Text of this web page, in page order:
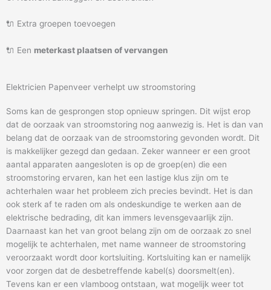
🔌 Extra groepen toevoegen
🔌 Een meterkast plaatsen of vervangen
Elektricien Papenveer verhelpt uw stroomstoring
Soms kan de gesprongen stop opnieuw springen. Dit wijst erop
dat de oorzaak van stroomstoring nog aanwezig is. Het is dan van
belang dat de oorzaak van de stroomstoring gevonden wordt. Dit
is makkelijker gezegd dan gedaan. Zeker wanneer er een groot
aantal apparaten aangesloten is op de groep(en) die een
stroomstoring ervaren, kan het een lastige klus zijn om te
achterhalen waar het probleem zich precies bevindt. Het is dan
ook sterk af te raden om als ondeskundige te werken aan de
elektrische bedrading, dit kan immers levensgevaarlijk zijn.
Daarnaast kan het van groot belang zijn om de oorzaak zo snel
mogelijk te achterhalen, met name wanneer de stroomstoring
veroorzaakt wordt door kortsluiting. Kortsluiting kan er namelijk
voor zorgen dat de desbetreffende kabel(s) doorsmelt(en).
Tevens kan er een vlamboog ontstaan, wat mogelijk weer tot